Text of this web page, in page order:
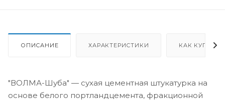
ОПИСАНИЕ ХАРАКТЕРИСТИКИ КАК КУПИТЬ
"ВОЛМА-Шуба" — сухая цементная штукатурка на
основе белого портландцемента, фракционной